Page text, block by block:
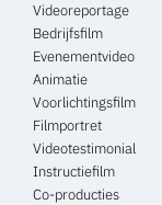
Videoreportage
Bedrijfsfilm
Evenementvideo
Animatie
Voorlichtingsfilm
Filmportret
Videotestimonial
Instructiefilm
Co-producties